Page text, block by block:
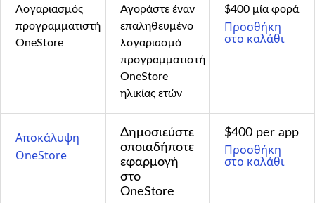
Λογαριασμός
προγραμματιστή
OneStore
Αγοράστε έναν
επαληθευμένο
λογαριασμό
προγραμματιστή
OneStore
ηλικίας ετών
$400 μία φορά
Προσθήκη
στο καλάθι
Αποκάλυψη
OneStore
Δημοσιεύστε
οποιαδήποτε
εφαρμογή
στο
OneStore
$400 per app
Προσθήκη
στο καλάθι